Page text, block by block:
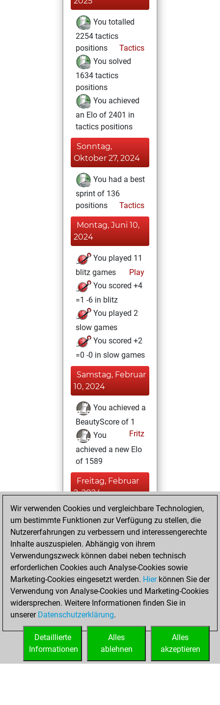
You totalled
2254 tactics
positions
Tactics
You solved
1634 tactics
positions
You achieved
an Elo of 2401 in
tactics positions
Sonntag,
Oktober 27, 2024
You had a best
sprint of 136
positions
Tactics
Montag, Juni 10,
2024
You played 11
blitz games
Play
You scored +4
=1 -6 in blitz
You played 2
slow games
You scored +2
=0 -0 in slow games
Samstag, Februar
10, 2024
You achieved a
BeautyScore of 1
Fritz
You
achieved a new Elo
of 1589
Freitag, Februar
2, 2024
You created
your Fritz account
Fritz
Sonntag,
September 3,
2023
You played 5
bullet games
Play
You scored +2
=0 -3 in bullet
Wir verwenden Cookies und vergleichbare Technologien,
um bestimmte Funktionen zur Verfügung zu stellen, die
Nutzererfahrungen zu verbessern und interessengerechte
Inhalte auszuspielen. Abhängig von ihrem
Verwendungszweck können dabei neben technisch
erforderlichen Cookies auch Analyse-Cookies sowie
Marketing-Cookies eingesetzt werden. Hierkönnen Sie der
Verwendung von Analyse-Cookies und Marketing-Cookies
widersprechen. Weitere Informationen finden Sie in
unserer Datenschutzerklärung.
Alles
akzeptieren
Alles
ablehnen
Detaillierte
Informationen